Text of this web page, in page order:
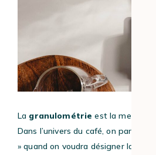
La granulométrie est la mesure
Dans l’univers du café, on parlera
» quand on voudra désigner la